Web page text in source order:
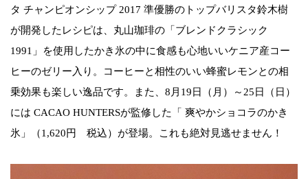
タ チャンピオンシップ 2017 準優勝のトップバリスタ鈴木樹
が開発したレシピは、丸山珈琲の「ブレンドクラシック
1991」を使用したかき氷の中に食感も心地いいケニア産コー
ヒーのゼリー入り。コーヒーと相性のいい蜂蜜レモンとの相
乗効果も楽しい逸品です。また、8月19日（月）～25日（日）
には CACAO HUNTERSが監修した「 爽やかショコラのかき
氷」（1,620円 税込）が登場。これも絶対見逃せません！